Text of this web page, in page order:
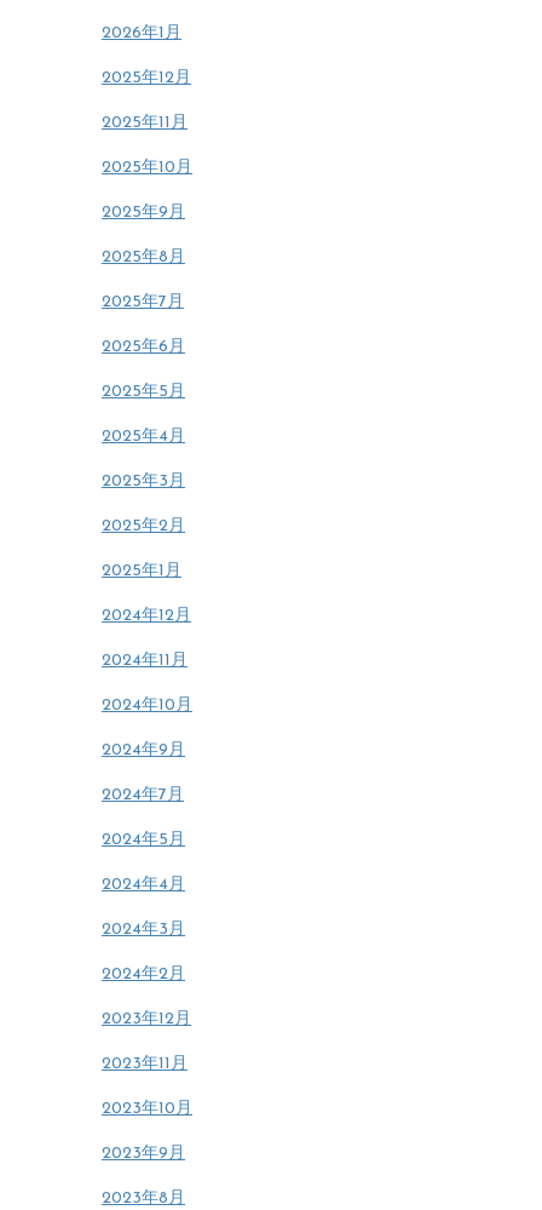
2026年1月
2025年12月
2025年11月
2025年10月
2025年9月
2025年8月
2025年7月
2025年6月
2025年5月
2025年4月
2025年3月
2025年2月
2025年1月
2024年12月
2024年11月
2024年10月
2024年9月
2024年7月
2024年5月
2024年4月
2024年3月
2024年2月
2023年12月
2023年11月
2023年10月
2023年9月
2023年8月